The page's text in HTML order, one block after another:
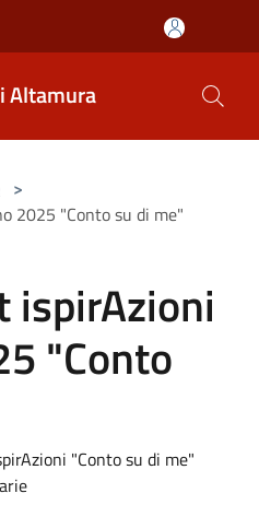
Altamura
>
2025 "Conto su di me"
ispirAzioni
"Conto
"Conto su di me"